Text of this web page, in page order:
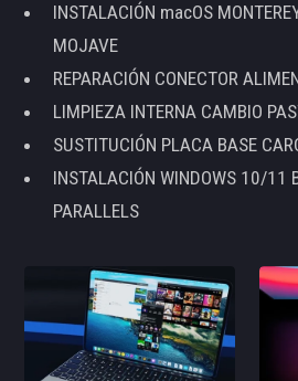
INSTALACIÓN macOS
MOJAVE
REPARACIÓN CONECTOR
LIMPIEZA INTERNA CAMBIO
SUSTITUCIÓN PLACA BASE
INSTALACIÓN WINDOWS 10/11
PARALLELS